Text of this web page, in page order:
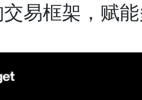
易框架，赋